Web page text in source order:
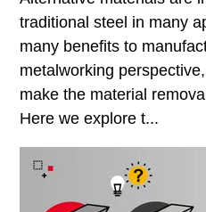
traditional steel in many
many benefits to
metalworking
make the material
Here we explore t...